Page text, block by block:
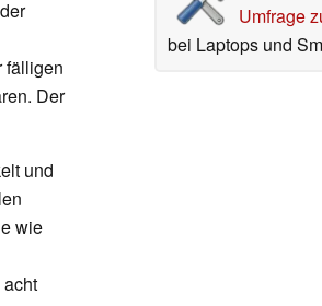
Umfrage
bei Laptops und
fälligen
Der
und
wie